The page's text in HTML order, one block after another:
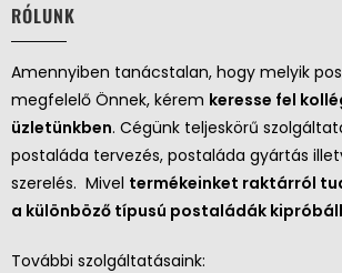
RÓLUNK
Amennyiben tanácstalan, hogy melyik
megfelelő Önnek, kérem keresse fel
üzletünkben. Cégünk teljeskörű
postaláda tervezés, postaláda gyártás
szerelés. Mivel termékeinket raktárról
a különböző típusú postaládák
További szolgáltatásaink: